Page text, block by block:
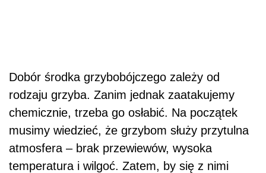
W ten sposób grzyb przechodzi w stan
spoczynku, nie rozrasta się i łatwiej go
zlikwidować za pomocą odpowiednio
dobranych preparatów.